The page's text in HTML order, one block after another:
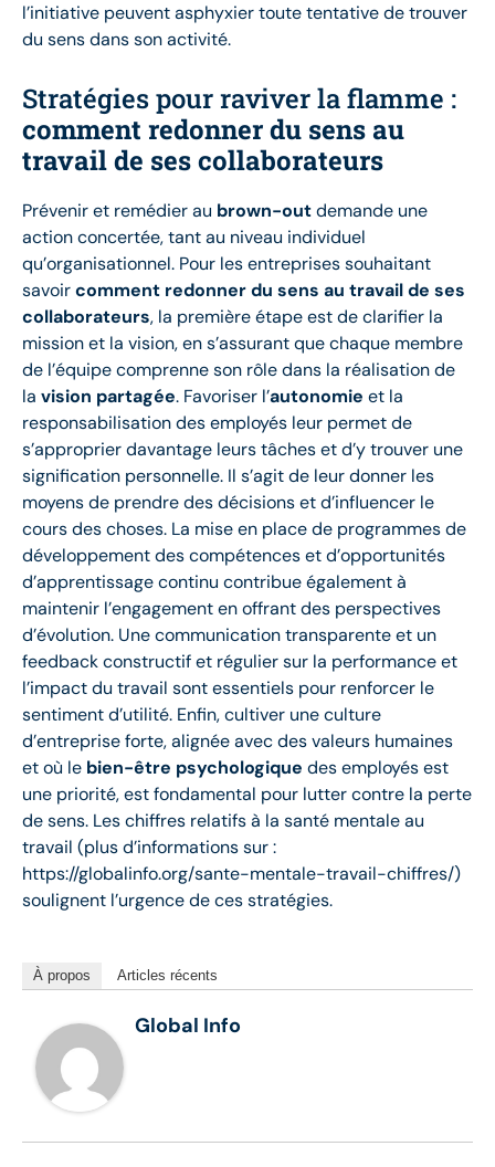
l’initiative peuvent asphyxier toute tentative de trouver
du sens dans son activité.
Stratégies pour raviver la flamme :
comment redonner du sens au
travail de ses collaborateurs
Prévenir et remédier au brown-outdemande une
action concertée, tant au niveau individuel
qu’organisationnel. Pour les entreprises souhaitant
savoircomment redonner du sens au travail de ses
collaborateurs, la première étape est de clarifier la
mission et la vision, en s’assurant que chaque membre
de l’équipe comprenne son rôle dans la réalisation de
la vision partagée. Favoriser l’autonomie et la
responsabilisation des employés leur permet de
s’approprier davantage leurs tâches et d’y trouver une
signification personnelle. Il s’agit de leur donner les
moyens de prendre des décisions et d’influencer le
cours des choses. La mise en place de programmes de
développement des compétences et d’opportunités
d’apprentissage continu contribue également à
maintenir l’engagement en offrant des perspectives
d’évolution. Une communication transparente et un
feedback constructif et régulier sur la performance et
l’impact du travail sont essentiels pour renforcer le
sentiment d’utilité. Enfin, cultiver une culture
d’entreprise forte, alignée avec des valeurs humaines
et où le bien-être psychologique des employés est
une priorité, est fondamental pour lutter contre la perte
de sens. Les chiffres relatifs à la santé mentale au
travail (plus d’informations sur :
https://globalinfo.org/sante-mentale-travail-chiffres/)
soulignent l’urgence de ces stratégies.
À propos Articles récents
Global Info